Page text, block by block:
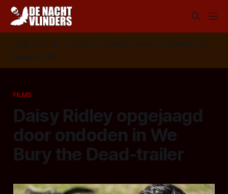
Volg ons op: 📣 RSS 📰 Google News 🦋 Bluesky
✉️
Nieuwsbrief
FILMS
Daisy Ridley opgejaagd
door ondoden in We
Bury the Dead-trailer